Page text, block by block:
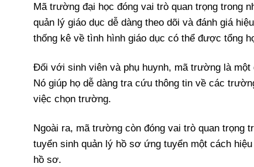
Mã trường đại học đóng vai trò quan trọng trong
quản lý giáo dục dễ dàng theo dõi và đánh giá
thống kê về tình hình giáo dục có thể được tổng
Đối với sinh viên và phụ huynh, mã trường là
Nó giúp họ dễ dàng tra cứu thông tin về các
việc chọn trường.
Ngoài ra, mã trường còn đóng vai trò quan trọng
tuyển sinh quản lý hồ sơ ứng tuyển một cách
hồ sơ.